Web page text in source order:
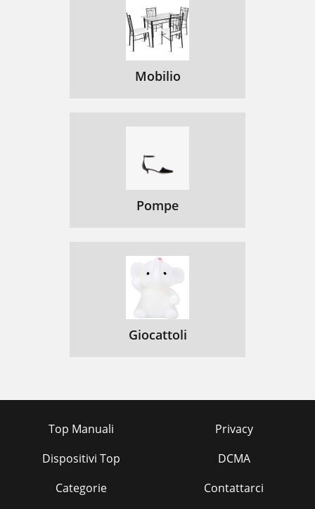
Mobilio
Pompe
Giocattoli
Top Manuali
Dispositivi Top
Categorie
Privacy
DCMA
Contattarci